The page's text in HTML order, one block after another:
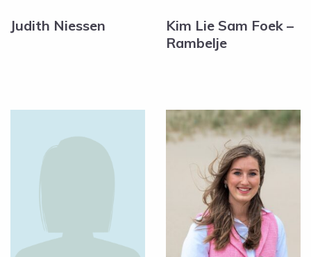
Judith Niessen
Kim Lie Sam Foek –
Rambelje